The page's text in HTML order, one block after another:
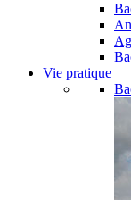
Vie pratique